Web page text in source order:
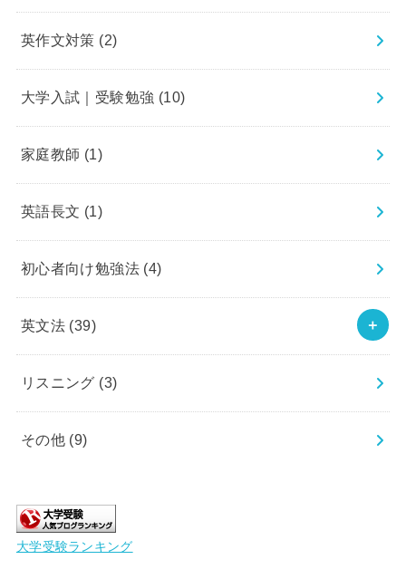
英作文対策 (2)
大学入試｜受験勉強 (10)
家庭教師 (1)
英語長文 (1)
初心者向け勉強法 (4)
英文法 (39)
リスニング (3)
その他 (9)
大学受験ランキング